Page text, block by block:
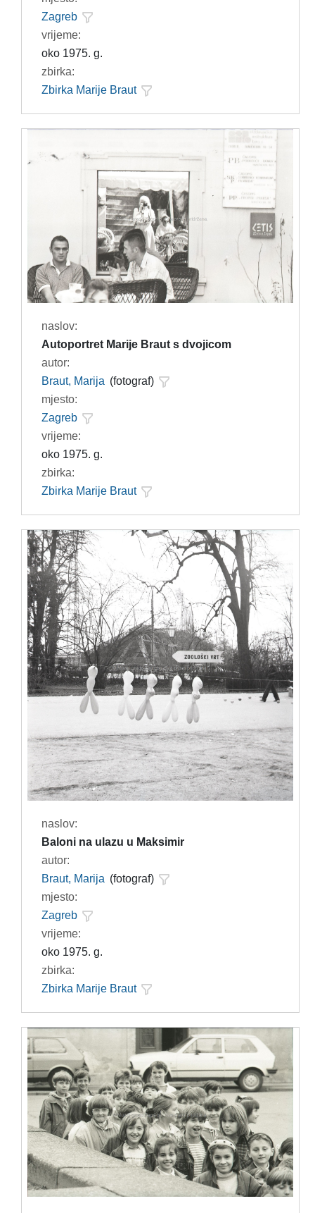
Zagreb
vrijeme:
oko 1975. g.
zbirka:
Zbirka Marije Braut
naslov:
Autoportret Marije Braut s dvojicom
autor:
Braut, Marija (fotograf)
mjesto:
Zagreb
vrijeme:
oko 1975. g.
zbirka:
Zbirka Marije Braut
naslov:
Baloni na ulazu u Maksimir
autor:
Braut, Marija (fotograf)
mjesto:
Zagreb
vrijeme:
oko 1975. g.
zbirka:
Zbirka Marije Braut